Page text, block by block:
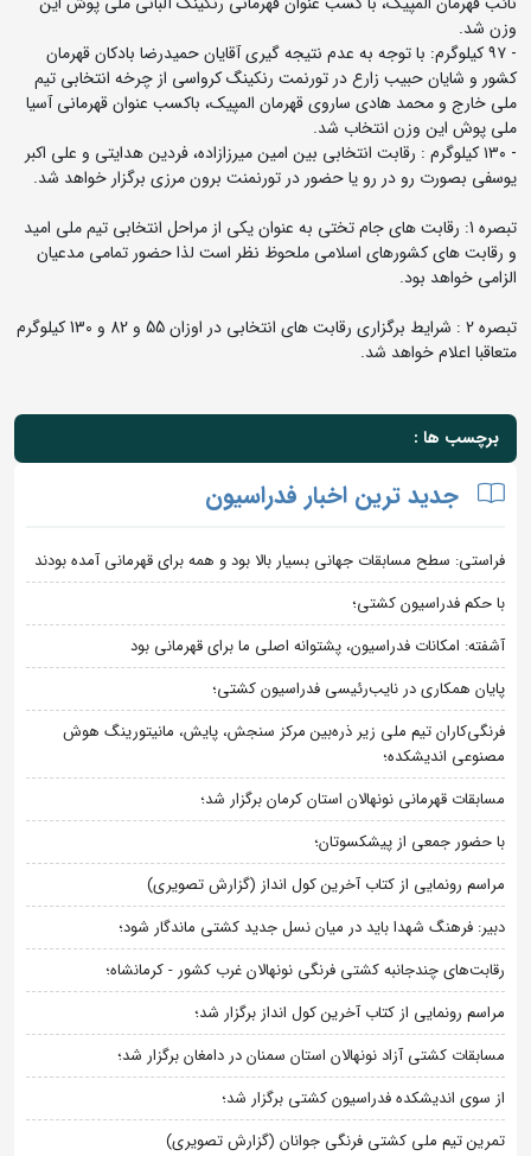
وزن شد.
- ۹۷ کیلوگرم: با توجه به عدم نتیجه گیری آقایان حمیدرضا بادکان قهرمان
کشور و شایان حبیب زارع در تورنمت رنکینگ کرواسی از چرخه انتخابی تیم
ملی خارج و محمد هادی ساروی قهرمان المپیک، باکسب عنوان قهرمانی آسیا
ملی پوش این وزن انتخاب شد.
- ۱۳۰ کیلوگرم : رقابت انتخابی بین امین میرزازاده، فردین هدایتی و علی اکبر
یوسفی بصورت رو در رو یا حضور در تورنمنت برون مرزی برگزار خواهد شد.
تبصره 1: رقابت های جام تختی به عنوان یکی از مراحل انتخابی تیم ملی امید
و رقابت های کشورهای اسلامی ملحوظ نظر است لذا حضور تمامی مدعیان
الزامی خواهد بود.
تبصره 2 : شرایط برگزاری رقابت های انتخابی در اوزان 55 و 82 و 130 کیلوگرم
متعاقبا اعلام خواهد شد.
برچسب ها :
جدید ترین اخبار فدراسیون
فراستی: سطح مسابقات جهانی بسیار بالا بود و همه برای قهرمانی آمده بودند
با حکم فدراسیون کشتی؛
آشفته: امکانات فدراسیون، پشتوانه اصلی ما برای قهرمانی بود
پایان همکاری در نایب‌رئیسی فدراسیون کشتی؛
فرنگی‌کاران تیم ملی زیر ذره‌بین مرکز سنجش، پایش، مانیتورینگ هوش
مصنوعی اندیشکده؛
مسابقات قهرمانی نونهالان استان کرمان برگزار شد؛
با حضور جمعی از پیشکسوتان؛
مراسم رونمایی از کتاب آخرین کول انداز (گزارش تصویری)
دبیر: فرهنگ شهدا باید در میان نسل جدید کشتی ماندگار شود؛
رقابت‌های چندجانبه کشتی فرنگی نونهالان غرب کشور - کرمانشاه؛
مراسم رونمایی از کتاب آخرین کول انداز برگزار شد؛
مسابقات کشتی آزاد نونهالان استان سمنان در دامغان برگزار شد؛
از سوی اندیشکده فدراسیون کشتی برگزار شد؛
تمرین تیم ملی کشتی فرنگی جوانان (گزارش تصویری)